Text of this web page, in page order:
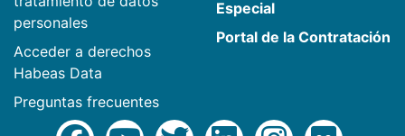
personales
Acceder a derechos
Habeas Data
Preguntas frecuentes
Especial
Portal de la Contratación